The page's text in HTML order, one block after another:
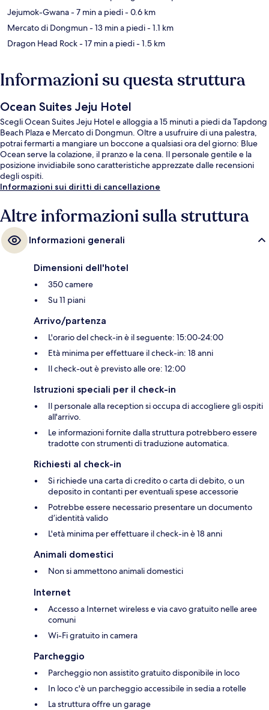
Jejumok-Gwana- 7 min a piedi- 0.6 km
Mercato di Dongmun- 13 min a piedi- 1.1 km
Dragon Head Rock- 17 min a piedi- 1.5 km
Informazioni su questa struttura
Ocean Suites Jeju Hotel
Scegli Ocean Suites Jeju Hotel e alloggia a 15 minuti a piedi da Tapdong
Beach Plaza e Mercato di Dongmun. Oltre a usufruire di una palestra,
potrai fermarti a mangiare un boccone a qualsiasi ora del giorno: Blue
Ocean serve la colazione, il pranzo e la cena. Il personale gentile e la
posizione invidiabile sono caratteristiche apprezzate dalle recensioni
degli ospiti.
Informazioni sui diritti di cancellazione
Altre informazioni sulla struttura
Informazioni generali
Dimensioni dell'hotel
350 camere
Su 11 piani
Arrivo/partenza
L'orario del check-in è il seguente: 15:00-24:00
Età minima per effettuare il check-in: 18 anni
Il check-out è previsto alle ore: 12:00
Istruzioni speciali per il check-in
Il personale alla reception si occupa di accogliere gli ospiti
all'arrivo.
Le informazioni fornite dalla struttura potrebbero essere
tradotte con strumenti di traduzione automatica.
Richiesti al check-in
Si richiede una carta di credito o carta di debito, o un
deposito in contanti per eventuali spese accessorie
Potrebbe essere necessario presentare un documento
d’identità valido
L'età minima per effettuare il check-in è 18 anni
Animali domestici
Non si ammettono animali domestici
Internet
Accesso a Internet wireless e via cavo gratuito nelle aree
comuni
Wi-Fi gratuito in camera
Parcheggio
Parcheggio non assistito gratuito disponibile in loco
In loco c'è un parcheggio accessibile in sedia a rotelle
La struttura offre un garage